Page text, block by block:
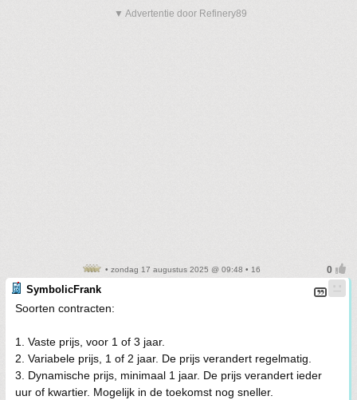
▼ Advertentie door Refinery89
• zondag 17 augustus 2025 @ 09:48 • 16
SymbolicFrank
Soorten contracten:
1. Vaste prijs, voor 1 of 3 jaar.
2. Variabele prijs, 1 of 2 jaar. De prijs verandert regelmatig.
3. Dynamische prijs, minimaal 1 jaar. De prijs verandert ieder
uur of kwartier. Mogelijk in de toekomst nog sneller.